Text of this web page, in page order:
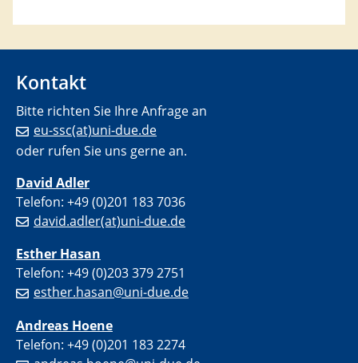
Kontakt
Bitte richten Sie Ihre Anfrage an
eu-ssc(at)uni-due.de
oder rufen Sie uns gerne an.
David Adler
Telefon: +49 (0)201 183 7036
david.adler(at)uni-due.de
Esther Hasan
Telefon: +49 (0)203 379 2751
esther.hasan@uni-due.de
Andreas Hoene
Telefon: +49 (0)201 183 2274